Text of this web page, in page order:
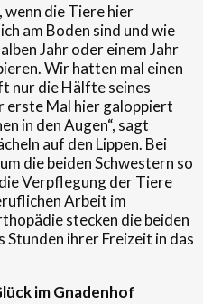
wenn die Tiere hier
am Boden sind und wie
Jahr oder einem Jahr
Wir hatten mal einen
nur die Hälfte seines
erste Mal hier galoppiert
in den Augen“, sagt
auf den Lippen. Bei
die beiden Schwestern so
Verpflegung der Tiere
Arbeit im
stecken die beiden
ihrer Freizeit in das
im Gnadenhof